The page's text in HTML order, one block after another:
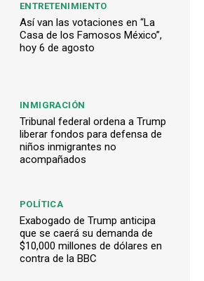
ENTRETENIMIENTO
Así van las votaciones en “La
Casa de los Famosos México”,
hoy 6 de agosto
INMIGRACIÓN
Tribunal federal ordena a Trump
liberar fondos para defensa de
niños inmigrantes no
acompañados
POLÍTICA
Exabogado de Trump anticipa
que se caerá su demanda de
$10,000 millones de dólares en
contra de la BBC